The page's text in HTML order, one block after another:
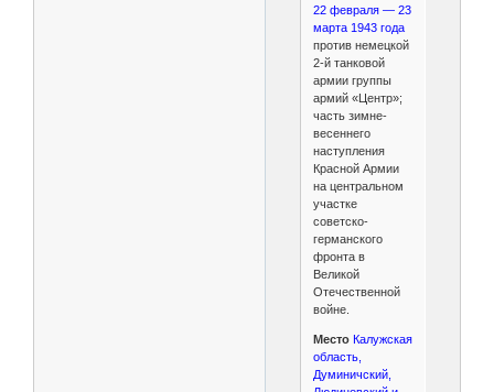
22 февраля — 23
марта 1943 года
против немецкой
2-й танковой
армии группы
армий «Центр»;
часть зимне-
весеннего
наступления
Красной Армии
на центральном
участке
советско-
германского
фронта в
Великой
Отечественной
войне.
Место Калужская
область,
Думиничский,